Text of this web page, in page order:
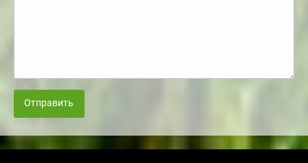
Отправить